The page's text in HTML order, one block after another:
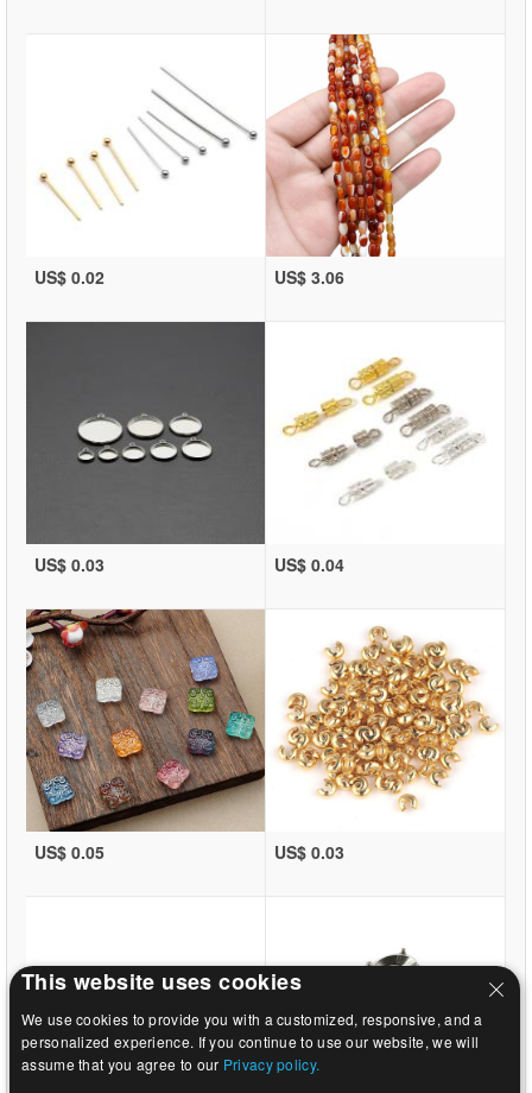
US$ 0.02 US$ 3.06
US$ 0.03 US$ 0.04
US$ 0.05 US$ 0.03
This website uses cookies
We use cookies to provide you with a customized, responsive, and a
personalized experience. If you continue to use our website, we will
assume that you agree to our Privacy policy.